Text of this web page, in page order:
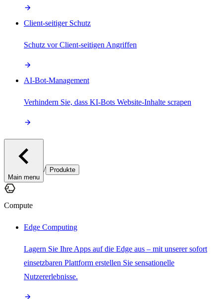
Client-seitiger Schutz
Schutz vor Client-seitigen Angriffen
AI-Bot-Management
Verhindern Sie, dass KI-Bots Website-Inhalte scrapen
Main menu
/ Produkte
Compute
Edge Computing
Lagern Sie Ihre Apps auf die Edge aus – mit unserer sofort
einsetzbaren Plattform erstellen Sie sensationelle
Nutzererlebnisse.